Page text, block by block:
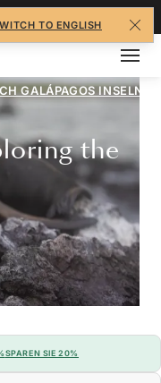
TO ENGLISH
GALÁPAGOS INSELN
the
SPAREN SIE 20%